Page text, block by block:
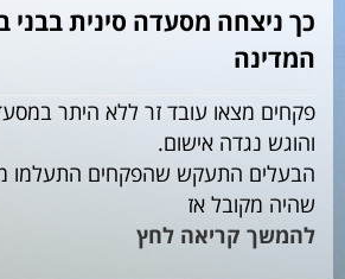
כך ניצחה מסעדה סינית בבני
המדינה
פקחים מצאו עובד זר ללא היתר
והוגש נגדה אישום.
הבעלים התעקש שהפקחים התעלמו
שהיה מקובל אז
להמשך קריאה לחץ